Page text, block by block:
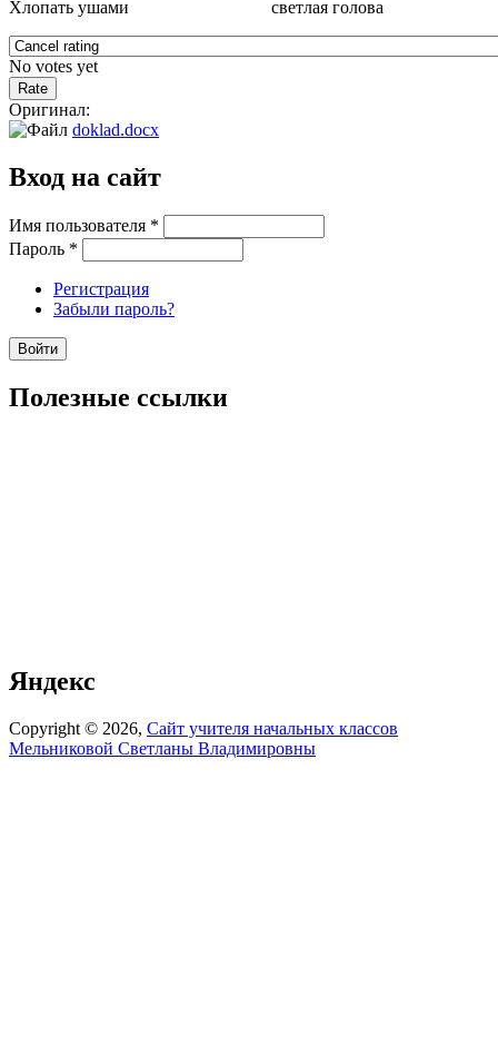
Хлопать ушами светлая голова
No votes yet
Оригинал:
doklad.docx
Вход на сайт
Имя пользователя *
Пароль *
Регистрация
Забыли пароль?
Полезные ссылки
Яндекс
Copyright © 2026, Сайт учителя начальных классов
Мельниковой Светланы Владимировны